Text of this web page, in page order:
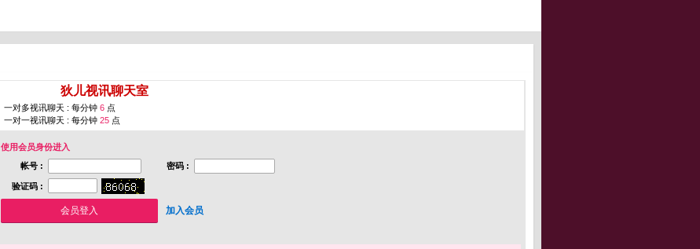
狄儿视讯聊天室
一对多视讯聊天 : 每分钟 6 点
一对一视讯聊天 : 每分钟 25 点
使用会员身份进入
帐号 :
密码 :
验证码 :
加入会员